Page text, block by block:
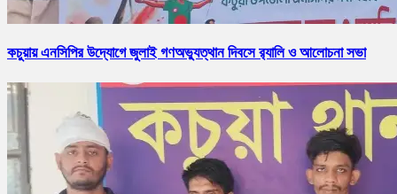
কচুয়ায় এনসিপির উদ্যোগে জুলাই গণঅভ্যুত্থান দিবসে র‌্যালি ও আলোচনা সভা